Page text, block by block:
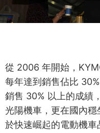
從 2006 年開始，
每年達到銷售佔比
銷售 30% 以上的成績
光陽機車，更在國內
於快速崛起的電動機